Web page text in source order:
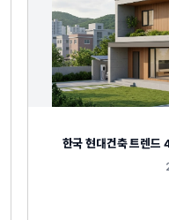
한국 현대건축 트렌